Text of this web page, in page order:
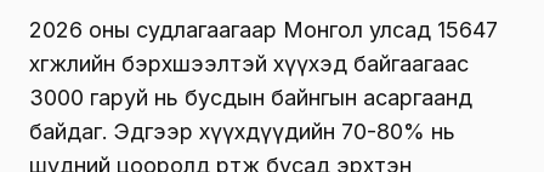
2026 оны судлагаагаар Монгол улсад 15647
хөгжлийн бэрхшээлтэй хүүхэд байгаагаас
3000 гаруй нь бусдын байнгын асаргаанд
байдаг. Эдгээр хүүхдүүдийн 70-80% нь
шүдний цооролд өртөж бусад эрхтэн